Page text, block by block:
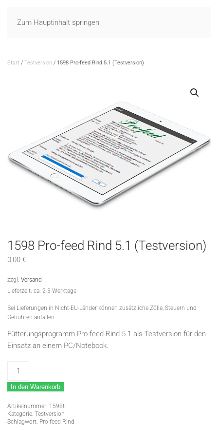
Zum Hauptinhalt springen
Start / Testversion / 1598 Pro-feed Rind 5.1 (Testversion)
1598 Pro-feed Rind 5.1 (Testversion)
0,00 €
zzgl. Versand
Lieferzeit: ca. 2-3 Werktage
Bei Lieferungen in Nicht-EU-Länder können zusätzliche Zölle, Steuern und
Gebühren anfallen.
Fütterungsprogramm Pro-feed Rind 5.1 als Testversion für den
Einsatz an einem PC/Notebook.
1598
feed
Rind
5.1
(Testversion)
In den Warenkorb
Artikelnummer: 1598t
Kategorie: Testversion
Schlagwort: Pro-feed Rind